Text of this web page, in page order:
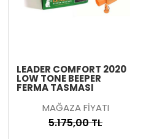
LEADER COMFORT 2020
LOW TONE BEEPER
FERMA TASMASI
MAĞAZA FİYATI
5.175,00 TL